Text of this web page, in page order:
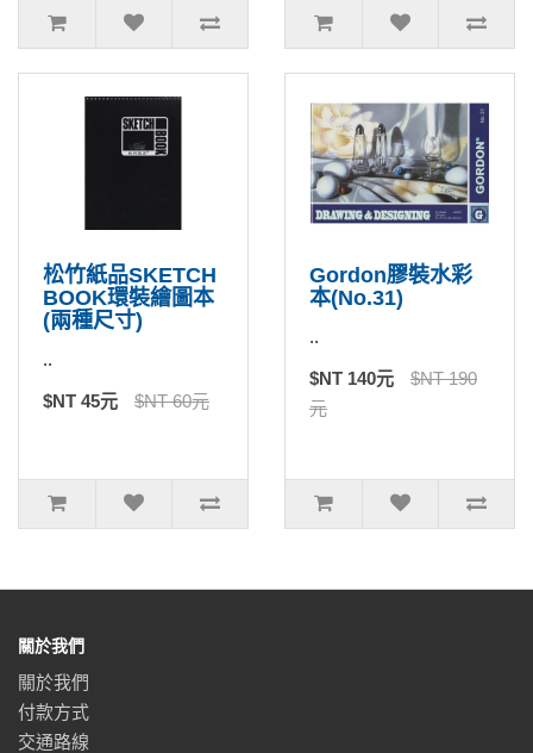
松竹紙品SKETCH
BOOK環裝繪圖本
(兩種尺寸)
..
$NT 45元 $NT 60元
Gordon膠裝水彩
本(No.31)
..
$NT 140元
$NT 190
元
關於我們
關於我們
付款方式
交通路線